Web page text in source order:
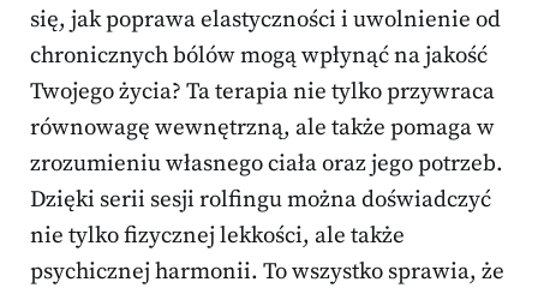
się, jak poprawa elastyczności i uwolnienie od
chronicznych bólów mogą wpłynąć na jakość
Twojego życia? Ta terapia nie tylko przywraca
równowagę wewnętrzną, ale także pomaga w
zrozumieniu własnego ciała oraz jego potrzeb.
Dzięki serii sesji rolfingu można doświadczyć
nie tylko fizycznej lekkości, ale także
psychicznej harmonii. To wszystko sprawia, że